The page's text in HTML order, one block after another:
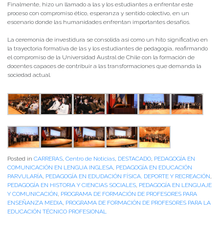
Finalmente, hizo un llamado a las y los estudiantes a enfrentar este
proceso con compromiso ético, esperanza y sentido colectivo, en un
escenario donde las humanidades enfrentan importantes desafíos.
La ceremonia de investidura se consolida así como un hito significativo en
la trayectoria formativa de las y los estudiantes de pedagogía, reafirmando
el compromiso de la Universidad Austral de Chile con la formación de
docentes capaces de contribuir a las transformaciones que demanda la
sociedad actual.
Posted in CARRERAS, Centro de Noticias, DESTACADO, PEDAGOGÍA EN
COMUNICACIÓN EN LENGUA INGLESA, PEDAGOGÍA EN EDUCACIÓN
PARVULARÍA, PEDAGOGÍA EN EDUDACIÓN FÍSICA, DEPORTE Y RECREACIÓN,
PEDAGOGÍA EN HISTORIA Y CIENCIAS SOCIALES, PEDAGOGÍA EN LENGUAJE
Y COMUNICACIÓN, PROGRAMA DE FORMACIÓN DE PROFESORES PARA
ENSEÑANZA MEDIA, PROGRAMA DE FORMACIÓN DE PROFESORES PARA LA
EDUCACIÓN TÉCNICO PROFESIONAL